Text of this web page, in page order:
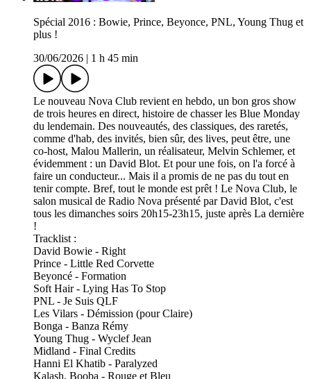
Spécial 2016 : Bowie, Prince, Beyonce, PNL, Young Thug et
plus !
30/06/2026
1 h 45 min
Le nouveau Nova Club revient en hebdo, un bon gros show
de trois heures en direct, histoire de chasser les Blue Monday
du lendemain. Des nouveautés, des classiques, des raretés,
comme d'hab, des invités, bien sûr, des lives, peut être, une
co-host, Malou Mallerin, un réalisateur, Melvin Schlemer, et
évidemment : un David Blot. Et pour une fois, on l'a forcé à
faire un conducteur... Mais il a promis de ne pas du tout en
tenir compte. Bref, tout le monde est prêt ! Le Nova Club, le
salon musical de Radio Nova présenté par David Blot, c'est
tous les dimanches soirs 20h15-23h15, juste après La dernière
!
Tracklist :
David Bowie - Right
Prince - Little Red Corvette
Beyoncé - Formation
Soft Hair - Lying Has To Stop
PNL - Je Suis QLF
Les Vilars - Démission (pour Claire)
Bonga - Banza Rémy
Young Thug - Wyclef Jean
Midland - Final Credits
Hanni El Khatib - Paralyzed
Kalash, Booba - Rouge et Bleu